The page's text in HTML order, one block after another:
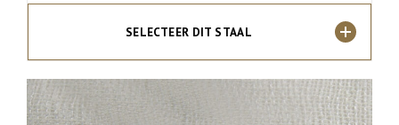
SELECTEER DIT STAAL